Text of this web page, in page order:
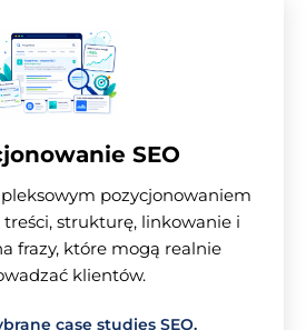
SEO
pozycjonowaniem
strukturę, linkowanie i
frazy, które mogą realnie
klientów.
case studies SEO.